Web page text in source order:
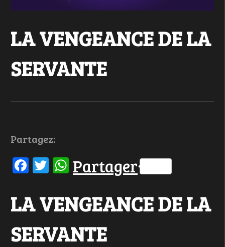
LA VENGEANCE DE LA
SERVANTE
Partagez:
Facebook
Twitter
WhatsApp
Partager
LA VENGEANCE DE LA
SERVANTE